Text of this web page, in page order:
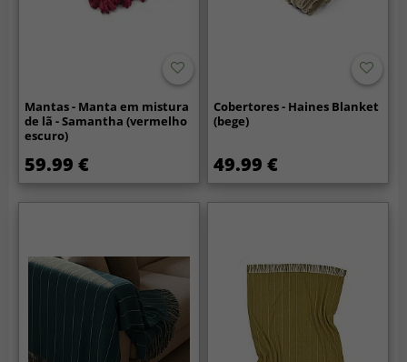
Mantas - Manta em mistura
de lã - Samantha (vermelho
escuro)
59.99 €
Cobertores - Haines Blanket
(bege)
49.99 €